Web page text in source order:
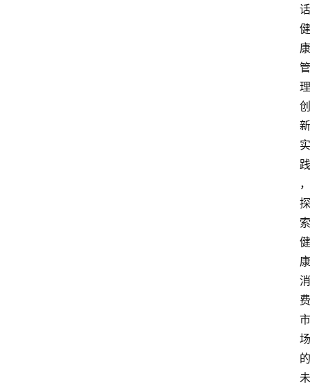
话
健
康
管
理
创
新
实
践
，
探
索
健
康
消
费
市
场
的
未